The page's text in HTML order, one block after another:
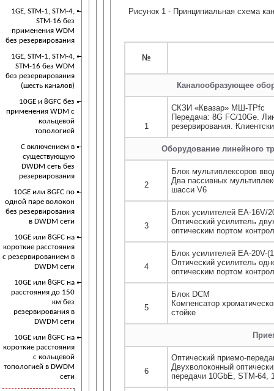
1GE, STM-1, STM-4,
STM-16 без
применения WDM
без резервирования
1GE, STM-1, STM-4,
STM-16 без WDM
без резервирования
(шесть каналов)
10GE и 8GFC без
применения WDM с
кольцевой
топологией
С включением в
существующую
DWDM сеть без
резервирования
10GE или 8GFC по
одной паре волокон
без резервирования
в DWDM сети
10GE или 8GFC на
короткие расстояния
с резервированием в
DWDM сети
10GE или 8GFC на
расстояния до 150
км без
резервирования в
DWDM сети
10GE или 8GFC на
короткие расстояния
с кольцевой
топологией в DWDM
сети
Рисунок 1 - Принципиальная схема
№
Каналообразующее
1
СКЗИ «Квазар» МШ-ТРfc
Передача: 8G FC/10Ge.
резервирования.
Оборудование линейного
2
Блок мультиплексоров
Два пассивных
шасси V6
3
Блок усилителей EA-16V/
Оптический усилитель
оптическим портом
4
Блок усилителей EA-20V-
Оптический усилитель
оптическим портом
5
Блок DCM
Компенсатор
стойке
6
Оптический приемо-
Двухволоконный
передачи 10GbE, STM-64,